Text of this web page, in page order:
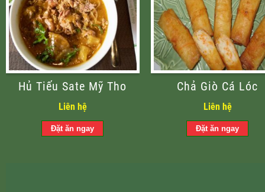
Hủ Tiếu Sate Mỹ Tho
Liên hệ
Chả Giò Cá Lóc
Liên hệ